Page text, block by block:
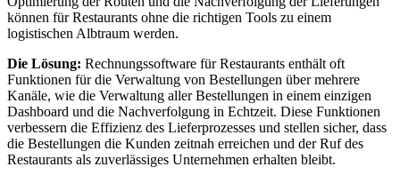
können für Restaurants ohne die richtigen Tools zu einem
logistischen Albtraum werden.
Die Lösung: Rechnungssoftware für Restaurants enthält oft
Funktionen für die Verwaltung von Bestellungen über mehrere
Kanäle, wie die Verwaltung aller Bestellungen in einem einzigen
Dashboard und die Nachverfolgung in Echtzeit. Diese Funktionen
verbessern die Effizienz des Lieferprozesses und stellen sicher, dass
die Bestellungen die Kunden zeitnah erreichen und der Ruf des
Restaurants als zuverlässiges Unternehmen erhalten bleibt.